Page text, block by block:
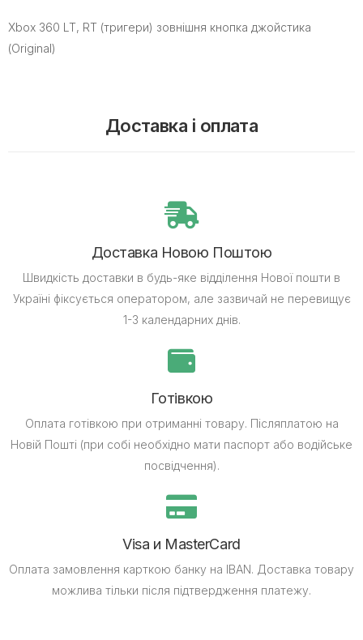
Xbox 360 LT, RT (тригери) зовнішня кнопка джойстика
(Original)
Доставка і оплата
Доставка Новою Поштою
Швидкість доставки в будь-яке відділення Нової пошти в
Україні фіксується оператором, але зазвичай не перевищує
1-3 календарних днів.
Готівкою
Оплата готівкою при отриманні товару. Післяплатою на
Новій Пошті (при собі необхідно мати паспорт або водійське
посвідчення).
Visa и MasterCard
Оплата замовлення карткою банку на IBAN. Доставка товару
можлива тільки після підтвердження платежу.